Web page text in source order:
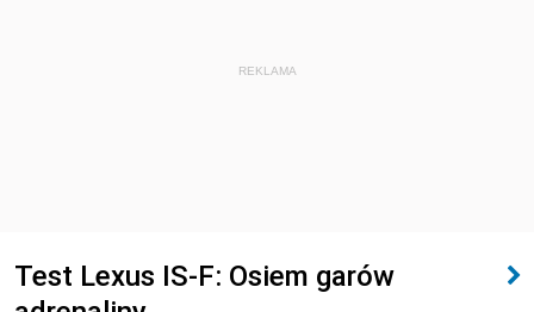
REKLAMA
Test Lexus IS-F: Osiem garów